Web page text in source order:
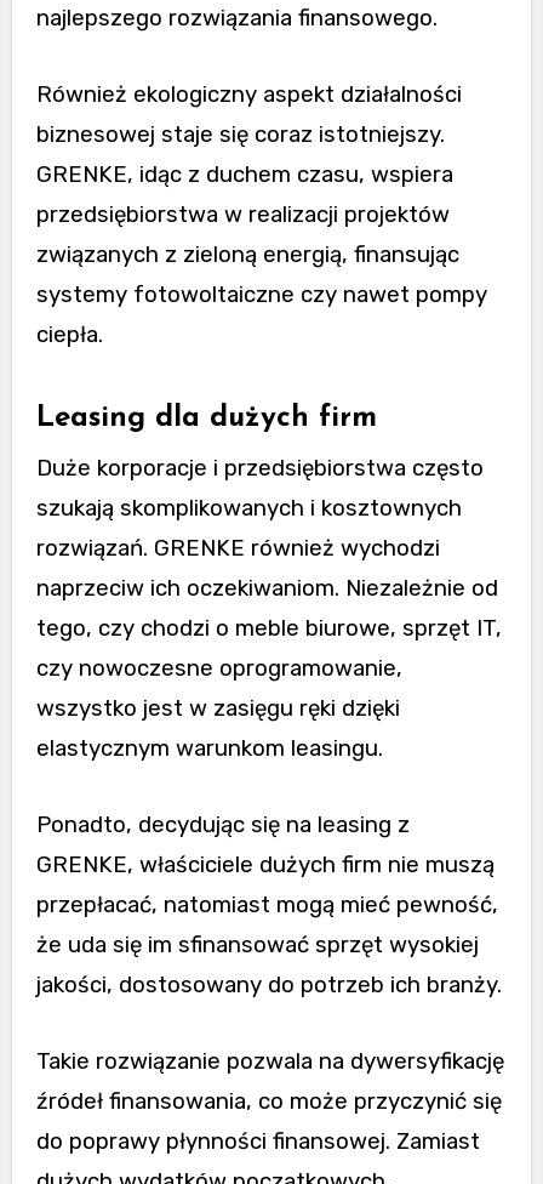
najlepszego rozwiązania finansowego.
Również ekologiczny aspekt działalności
biznesowej staje się coraz istotniejszy.
GRENKE, idąc z duchem czasu, wspiera
przedsiębiorstwa w realizacji projektów
związanych z zieloną energią, finansując
systemy fotowoltaiczne czy nawet pompy
ciepła.
Leasing dla dużych firm
Duże korporacje i przedsiębiorstwa często
szukają skomplikowanych i kosztownych
rozwiązań. GRENKE również wychodzi
naprzeciw ich oczekiwaniom. Niezależnie od
tego, czy chodzi o meble biurowe, sprzęt IT,
czy nowoczesne oprogramowanie,
wszystko jest w zasięgu ręki dzięki
elastycznym warunkom leasingu.
Ponadto, decydując się na leasing z
GRENKE, właściciele dużych firm nie muszą
przepłacać, natomiast mogą mieć pewność,
że uda się im sfinansować sprzęt wysokiej
jakości, dostosowany do potrzeb ich branży.
Takie rozwiązanie pozwala na dywersyfikację
źródeł finansowania, co może przyczynić się
do poprawy płynności finansowej. Zamiast